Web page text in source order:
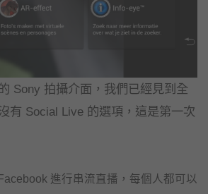
Sony 拍攝介面，我們已經見到全
有 Social Live 的選項，這是第一次
進行串流直播，每個人都可以